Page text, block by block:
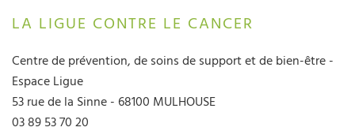
LA LIGUE CONTRE LE CANCER
Centre de prévention, de soins de support et de bien-être -
Espace Ligue
53 rue de la Sinne - 68100 MULHOUSE
03 89 53 70 20